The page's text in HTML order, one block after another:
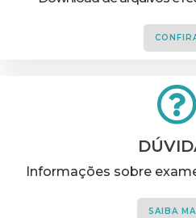
Informações sobre
SAIBA